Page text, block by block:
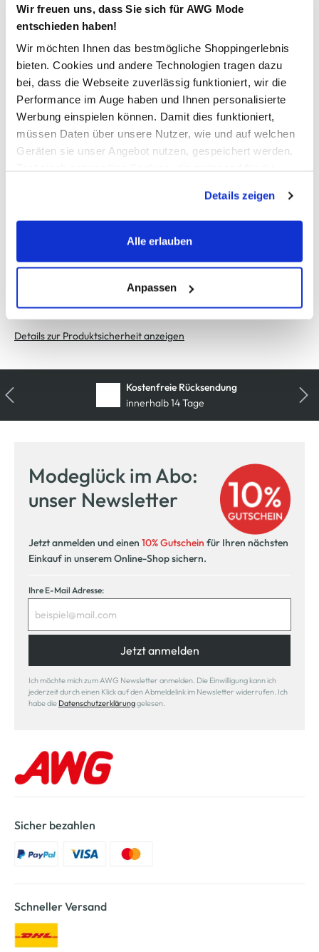
Wir freuen uns, dass Sie sich für AWG Mode
entschieden haben!
Wir möchten Ihnen das bestmögliche Shoppingerlebnis
bieten. Cookies und andere Technologien tragen dazu
bei, dass die Webseite zuverlässig funktioniert, wir die
Performance im Auge haben und Ihnen personalisierte
Werbung einspielen können. Damit dies funktioniert,
müssen Daten über unsere Nutzer, wie und auf welchen
Geräten sie unser Angebot nutzen, gespeichert werden.
werden, werden bei der Nutzung der Webseite auf jeden
Fall gesetzt. Cookies von Drittanbietern für Analyse- oder
Trackingzwecke werden nur dann aktiviert, wenn Sie das
erlauben" bzw. "Alle erlauben" klicken. Mehr dazu
(einschließlich der Möglichkeit, die Einwilligungserklärung
zu ändern oder zu widerrufen) erfahren Sie in unserem
Cookie-Hinweisbzw. derDatenschutzerklärung.
Details zeigen
Alle erlauben
Anpassen
modisch kurze Form
gerader Schnitt
ein zeitloser Klassiker mit Charme
Artikelnummer: 15253437
AWG Artikelnummer
860475-0177934-6
, 79% Baumwolle
Details zur Produktsicherheit anzeigen
Kostenfreie Rücksendung
innerhalb 14 Tage
Modeglück im Abo:
unser Newsletter
Jetzt anmelden und einen 10% Gutschein für Ihren nächsten
Einkauf in unserem Online-Shop sichern.
Ihre E-Mail Adresse:
Jetzt anmelden
Ich möchte mich zum AWG Newsletter anmelden. Die Einwilligung kann ich
jederzeit durch einen Klick auf den Abmeldelink im Newsletter widerrufen. Ich
habe die Datenschutzerklärunggelesen.
Sicher bezahlen
Schneller Versand